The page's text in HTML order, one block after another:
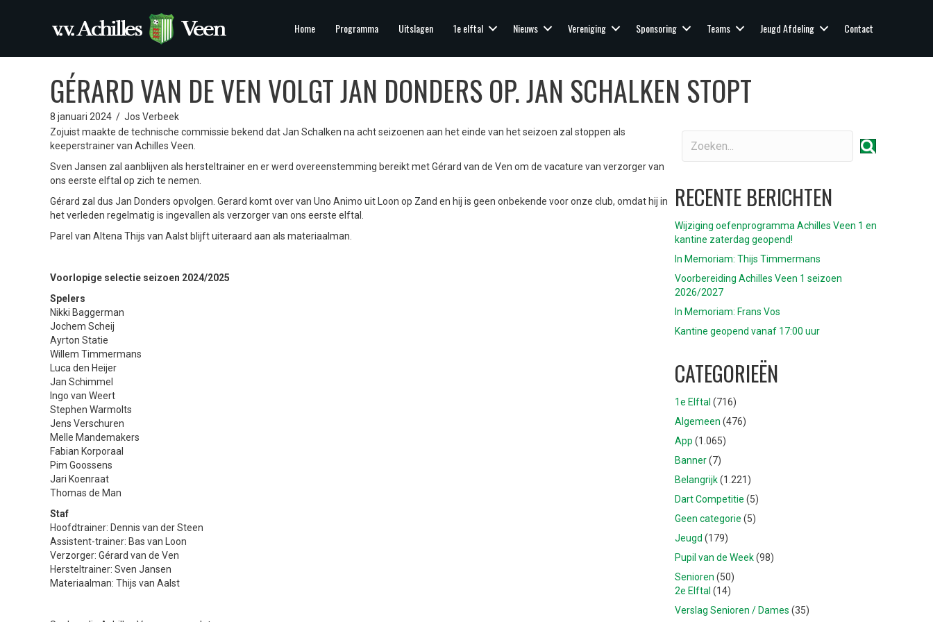
Home Programma Uitslagen 1e elftal Nieuws Vereniging Sponsoring Teams Jeugd Afdeling Contact
GÉRARD VAN DE VEN VOLGT JAN DONDERS OP. JAN SCHALKEN STOPT
8 januari 2024 / Jos Verbeek
Zojuist maakte de technische commissie bekend dat Jan Schalken na acht seizoenen aan het einde van het seizoen zal stoppen als
keeperstrainer van Achilles Veen.
Sven Jansen zal aanblijven als hersteltrainer en er werd overeenstemming bereikt met Gérard van de Ven om de vacature van verzorger van
ons eerste elftal op zich te nemen.
Gérard zal dus Jan Donders opvolgen. Gerard komt over van Uno Animo uit Loon op Zand en hij is geen onbekende voor onze club, omdat hij in
het verleden regelmatig is ingevallen als verzorger van ons eerste elftal.
Parel van Altena Thijs van Aalst blijft uiteraard aan als materiaalman.
Voorlopige selectie seizoen 2024/2025
Spelers
Nikki Baggerman
Jochem Scheij
Ayrton Statie
Willem Timmermans
Luca den Heijer
Jan Schimmel
Ingo van Weert
Stephen Warmolts
Jens Verschuren
Melle Mandemakers
Fabian Korporaal
Pim Goossens
Jari Koenraat
Thomas de Man
Staf
Hoofdtrainer: Dennis van der Steen
Assistent-trainer: Bas van Loon
Verzorger: Gérard van de Ven
Hersteltrainer: Sven Jansen
Materiaalman: Thijs van Aalst
RECENTE BERICHTEN
Wijziging oefenprogramma Achilles Veen 1 en
kantine zaterdag geopend!
In Memoriam: Thijs Timmermans
Voorbereiding Achilles Veen 1 seizoen
2026/2027
In Memoriam: Frans Vos
Kantine geopend vanaf 17:00 uur
CATEGORIEËN
1e Elftal (716)
Algemeen (476)
App (1.065)
Banner(7)
Belangrijk(1.221)
Dart Competitie (5)
Geen categorie (5)
Jeugd (179)
Pupil van de Week(98)
Senioren (50)
2e Elftal (14)
Verslag Senioren / Dames (35)